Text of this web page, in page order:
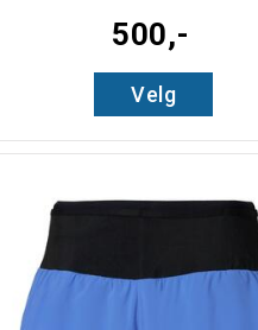
500,-
Velg